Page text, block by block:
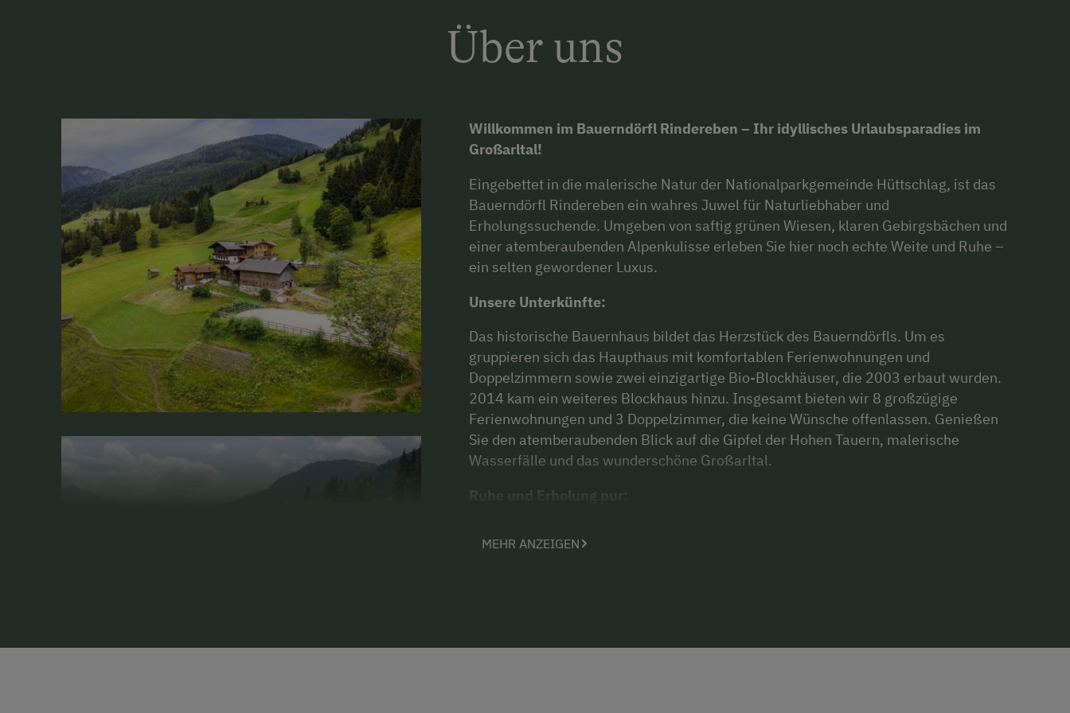
Über uns
Willkommen im Bauerndörfl Rindereben – Ihr idyllisches Urlaubsparadies im
Großarltal!
Eingebettet in die malerische Natur der Nationalparkgemeinde Hüttschlag, ist das
Bauerndörfl Rindereben ein wahres Juwel für Naturliebhaber und
Erholungssuchende. Umgeben von saftig grünen Wiesen, klaren Gebirgsbächen und
einer atemberaubenden Alpenkulisse erleben Sie hier noch echte Weite und Ruhe –
ein selten gewordener Luxus.
Unsere Unterkünfte:
Das historische Bauernhaus bildet das Herzstück des Bauerndörfls. Um es
gruppieren sich das Haupthaus mit komfortablen Ferienwohnungen und
Doppelzimmern sowie zwei einzigartige Bio-Blockhäuser, die 2003 erbaut wurden.
2014 kam ein weiteres Blockhaus hinzu. Insgesamt bieten wir 8 großzügige
Ferienwohnungen und 3 Doppelzimmer, die keine Wünsche offenlassen. Genießen
Sie den atemberaubenden Blick auf die Gipfel der Hohen Tauern, malerische
Wasserfälle und das wunderschöne Großarltal.
Ruhe und Erholung pur:
Hochlage, macht das Bauerndörfl Rindereben zum idealen Ort für eine entspannte
Aktivitäten für die ganze Familie:
MEHR ANZEIGEN